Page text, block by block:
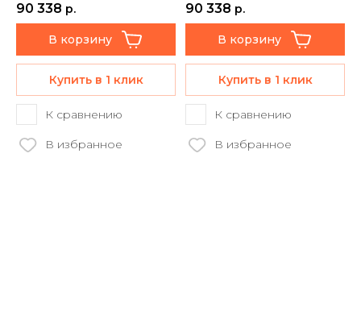
90 338 р.
В корзину
Купить в 1 клик
К сравнению
В избранное
90 338 р.
В корзину
Купить в 1 клик
К сравнению
В избранное